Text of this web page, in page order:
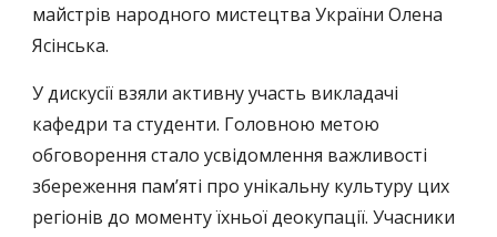
майстрів народного мистецтва України Олена
Ясінська.
У дискусії взяли активну участь викладачі
кафедри та студенти. Головною метою
обговорення стало усвідомлення важливості
збереження пам’яті про унікальну культуру цих
регіонів до моменту їхньої деокупації. Учасники